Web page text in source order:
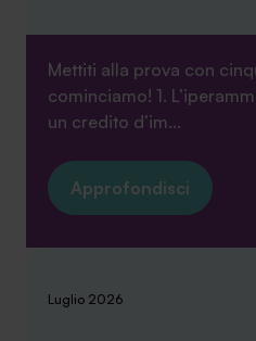
Mettiti alla prova con
cominciamo! 1.
un credito d’im...
Approfondisci
Luglio 2026